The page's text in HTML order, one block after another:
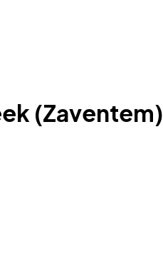
(Zaventem)